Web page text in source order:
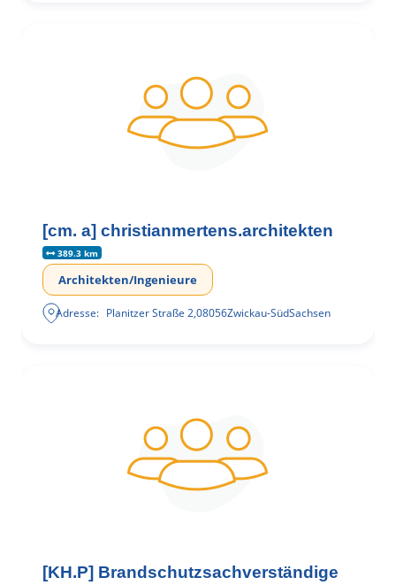
[cm. a] christianmertens.architekten
389.3 km
Architekten/Ingenieure
Adresse: Planitzer Straße 2,08056Zwickau-SüdSachsen
[KH.P] Brandschutzsachverständige